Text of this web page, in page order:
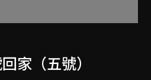
家（五號）